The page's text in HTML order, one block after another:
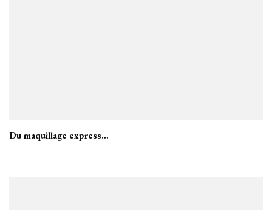
Du maquillage express…